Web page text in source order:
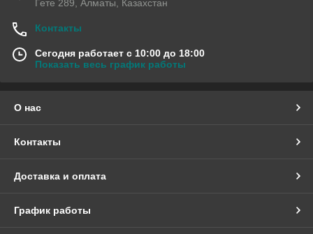
Гете 289, Алматы, Казахстан
Контакты
Сегодня работает с 10:00 до 18:00
Показать весь график работы
О нас
Контакты
Доставка и оплата
График работы